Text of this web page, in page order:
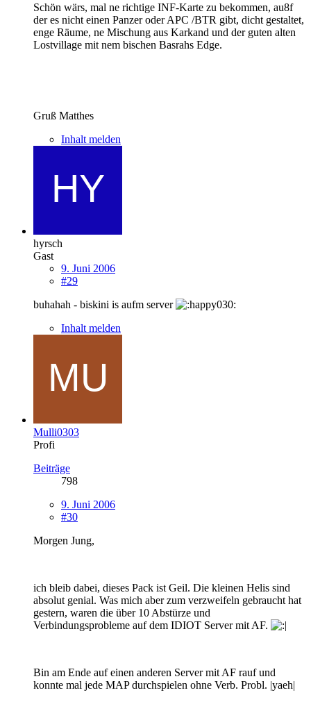
Schön wärs, mal ne richtige INF-Karte zu bekommen, au8f
der es nicht einen Panzer oder APC /BTR gibt, dicht gestaltet,
enge Räume, ne Mischung aus Karkand und der guten alten
Lostvillage mit nem bischen Basrahs Edge.
Gruß Matthes
Inhalt melden
hyrsch
Gast
9. Juni 2006
#29
buhahah - biskini is aufm server
Inhalt melden
Mulli0303
Profi
Beiträge
798
9. Juni 2006
#30
Morgen Jung,
ich bleib dabei, dieses Pack ist Geil. Die kleinen Helis sind
absolut genial. Was mich aber zum verzweifeln gebraucht hat
gestern, waren die über 10 Abstürze und
Verbindungsprobleme auf dem IDIOT Server mit AF.
Bin am Ende auf einen anderen Server mit AF rauf und
konnte mal jede MAP durchspielen ohne Verb. Probl. |yaeh|